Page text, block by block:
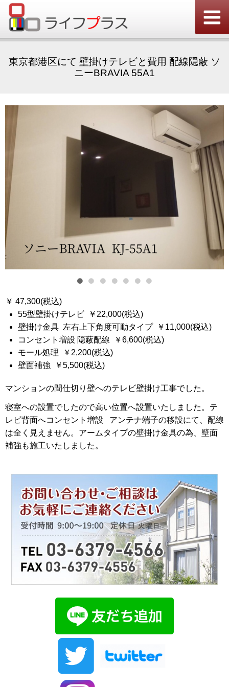
東京都港区にて 壁掛けテレビと費用 配線隠蔽 ソ
ニーBRAVIA 55A1
￥ 47,300(税込)
55型壁掛けテレビ ￥22,000(税込)
壁掛け金具 左右上下角度可動タイプ ￥11,000(税込)
コンセント増設 隠蔽配線 ￥6,600(税込)
モール処理 ￥2,200(税込)
壁面補強 ￥5,500(税込)
マンションの間仕切り壁へのテレビ壁掛け工事でした。
寝室への設置でしたので高い位置へ設置いたしました。テ
レビ背面へコンセント増設 アンテナ端子の移設にて、配線
は全く見えません。アームタイプの壁掛け金具の為、壁面
補強も施工いたしました。